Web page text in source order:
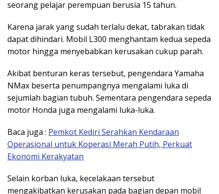
seorang pelajar perempuan berusia 15 tahun.
Karena jarak yang sudah terlalu dekat, tabrakan tidak
dapat dihindari. Mobil L300 menghantam kedua sepeda
motor hingga menyebabkan kerusakan cukup parah.
Akibat benturan keras tersebut, pengendara Yamaha
NMax beserta penumpangnya mengalami luka di
sejumlah bagian tubuh. Sementara pengendara sepeda
motor Honda juga mengalami luka-luka.
Baca juga : Pemkot Kediri Serahkan Kendaraan
Operasional untuk Koperasi Merah Putih, Perkuat
Ekonomi Kerakyatan
Selain korban luka, kecelakaan tersebut
mengakibatkan kerusakan pada bagian depan mobil